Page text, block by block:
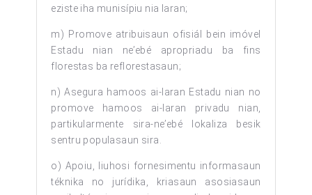
eziste iha munisípiu nia laran;
m) Promove atribuisaun ofisiál bein imóvel
Estadu nian ne’ebé apropriadu ba fins
florestas ba reflorestasaun;
n) Asegura hamoos ai-laran Estadu nian no
promove hamoos ai-laran privadu nian,
partikularmente sira-ne’ebé lokaliza besik
sentru populasaun sira.
o) Apoiu, liuhosi fornesimentu informasaun
téknika no jurídika, kriasaun asosiasaun